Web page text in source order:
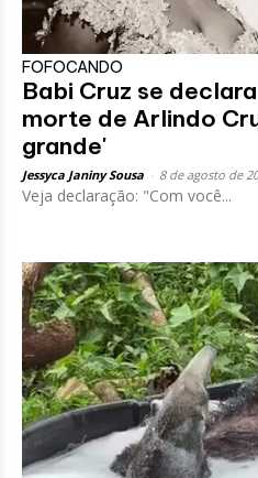
FOFOCANDO
Babi Cruz se
morte de Arlindo
grande'
Jessyca Janiny Sousa 8 de agosto de
Veja declaração: "Com você...